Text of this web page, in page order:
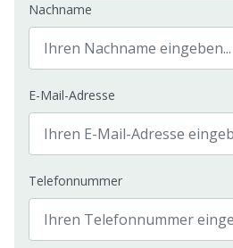
Nachname
E-Mail-Adresse
Telefonnummer